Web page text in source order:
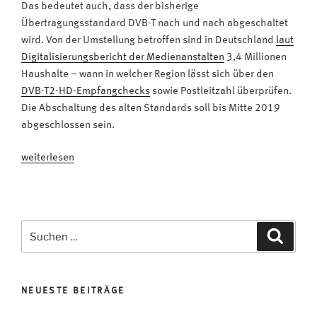
Das bedeutet auch, dass der bisherige
Übertragungsstandard DVB-T nach und nach abgeschaltet
wird. Von der Umstellung betroffen sind in Deutschland laut
Digitalisierungsbericht der Medienanstalten 3,4 Millionen
Haushalte – wann in welcher Region lässt sich über den
DVB-T2-HD-Empfangchecks sowie Postleitzahl überprüfen.
Die Abschaltung des alten Standards soll bis Mitte 2019
abgeschlossen sein.
„Jetzt
DVB-
weiterlesen
nach:
NEUESTE BEITRÄGE